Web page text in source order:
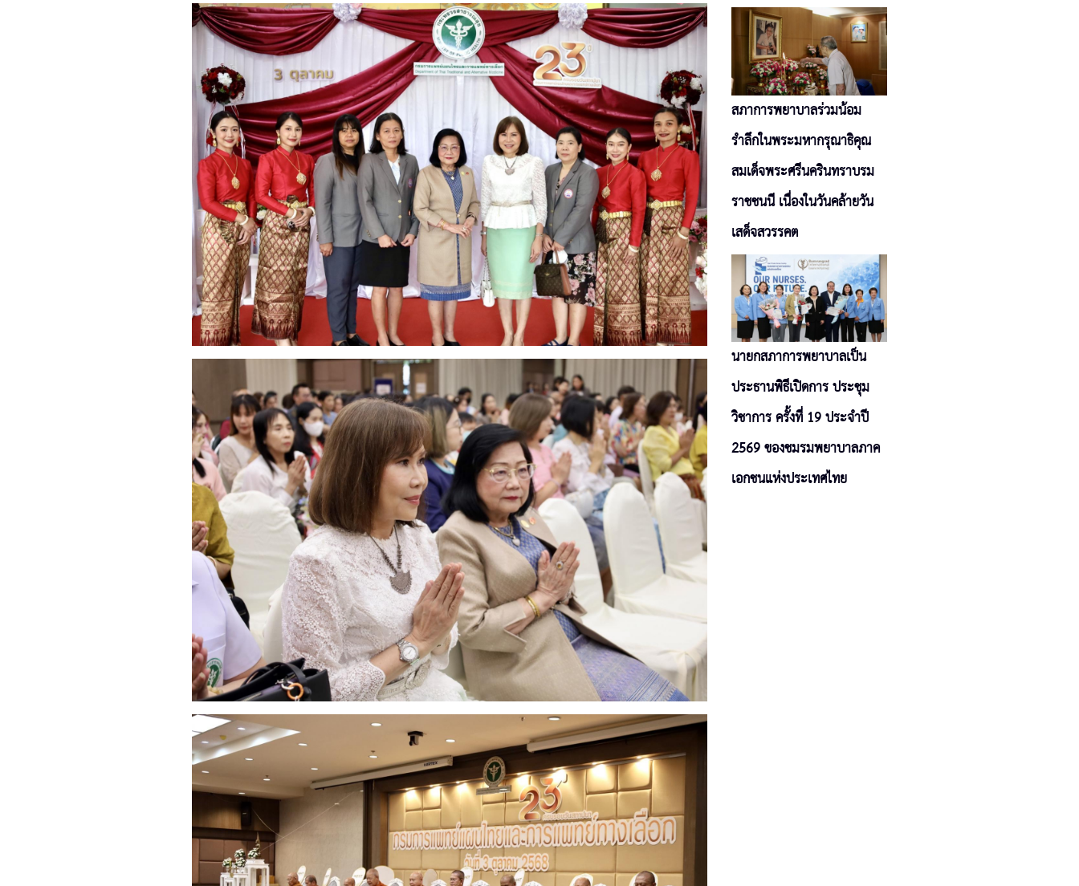
สภาการพยาบาลร่วมน้อม
รำลึกในพระมหากรุณาธิคุณ
สมเด็จพระศรีนครินทราบรม
ราชชนนี เนื่องในวันคล้ายวัน
เสด็จสวรรคต
นายกสภาการพยาบาลเป็น
ประธานพิธีเปิดการ ประชุม
วิชาการ ครั้งที่ 19 ประจำปี
2569 ของชมรมพยาบาลภาค
เอกชนแห่งประเทศไทย